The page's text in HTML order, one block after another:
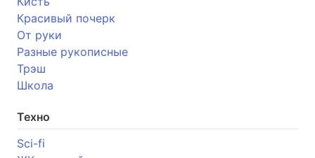
Красивый почерк
От руки
Разные рукописные
Трэш
Школа
Техно
Sci-fi